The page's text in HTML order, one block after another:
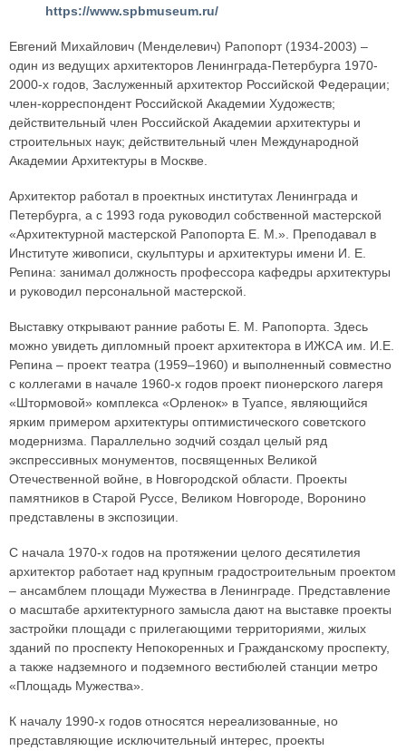
https://www.spbmuseum.ru/
Евгений Михайлович (Менделевич) Рапопорт (1934-2003) –
один из ведущих архитекторов Ленинграда-Петербурга 1970-
2000-х годов, Заслуженный архитектор Российской Федерации;
член-корреспондент Российской Академии Художеств;
действительный член Российской Академии архитектуры и
строительных наук; действительный член Международной
Академии Архитектуры в Москве.
Архитектор работал в проектных институтах Ленинграда и
Петербурга, а с 1993 года руководил собственной мастерской
«Архитектурной мастерской Рапопорта Е. М.». Преподавал в
Институте живописи, скульптуры и архитектуры имени И. Е.
Репина: занимал должность профессора кафедры архитектуры
и руководил персональной мастерской.
Выставку открывают ранние работы Е. М. Рапопорта. Здесь
можно увидеть дипломный проект архитектора в ИЖСА им. И.Е.
Репина – проект театра (1959–1960) и выполненный совместно
с коллегами в начале 1960-х годов проект пионерского лагеря
«Штормовой» комплекса «Орленок» в Туапсе, являющийся
ярким примером архитектуры оптимистического советского
модернизма. Параллельно зодчий создал целый ряд
экспрессивных монументов, посвященных Великой
Отечественной войне, в Новгородской области. Проекты
памятников в Старой Руссе, Великом Новгороде, Воронино
представлены в экспозиции.
С начала 1970-х годов на протяжении целого десятилетия
архитектор работает над крупным градостроительным проектом
– ансамблем площади Мужества в Ленинграде. Представление
о масштабе архитектурного замысла дают на выставке проекты
застройки площади с прилегающими территориями, жилых
зданий по проспекту Непокоренных и Гражданскому проспекту,
а также надземного и подземного вестибюлей станции метро
«Площадь Мужества».
К началу 1990-х годов относятся нереализованные, но
представляющие исключительный интерес, проекты